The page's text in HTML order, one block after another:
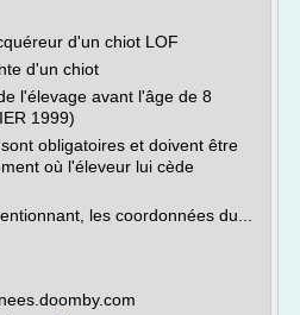
d'un chiot LOF
d'un chiot
l'élevage avant l'âge de 8
1999)
obligatoires et doivent être
où l'éleveur lui cède
les coordonnées du...